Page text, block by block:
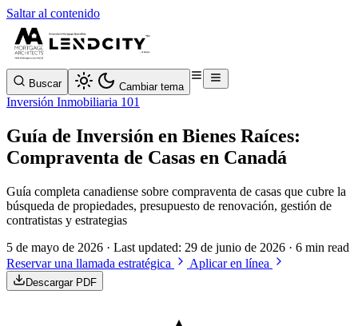
Saltar al contenido
Buscar Cambiar tema
Inversión Inmobiliaria 101
Guía de Inversión en Bienes Raíces:
Compraventa de Casas en Canadá
Guía completa canadiense sobre compraventa de casas que cubre la
búsqueda de propiedades, presupuesto de renovación, gestión de
contratistas y estrategias
5 de mayo de 2026 · Last updated: 29 de junio de 2026 · 6 min read
Reservar una llamada estratégica
Aplicar en línea
Descargar PDF